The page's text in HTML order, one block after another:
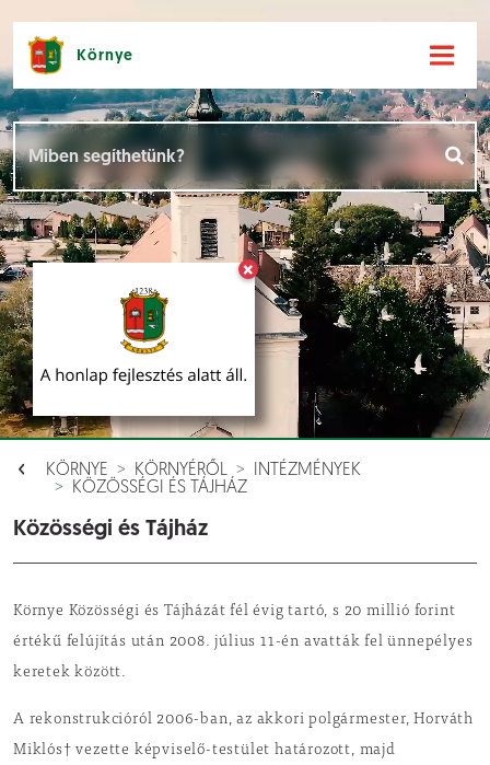
×
Környe
KÖRNYE KÖRNYÉRŐL
INTÉZMÉNYEK
KÖZÖSSÉGI ÉS TÁJHÁZ
Közösségi és Tájház
Környe Közösségi és Tájházát fél évig tartó, s 20 millió forint
értékű felújítás után 2008. július 11-én avatták fel ünnepélyes
keretek között.
A rekonstrukcióról 2006-ban, az akkori polgármester, Horváth
Miklós† vezette képviselő-testület határozott, majd
Hírek [
Események []
Dokumentumok []
Aloldalak [ ]